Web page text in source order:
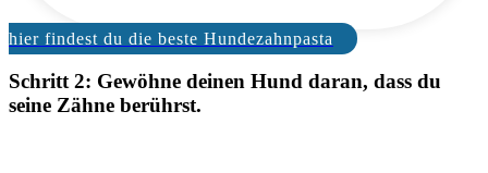
hier findest du die beste Hundezahnpasta
Schritt 2: Gewöhne deinen Hund daran, dass du
seine Zähne berührst.